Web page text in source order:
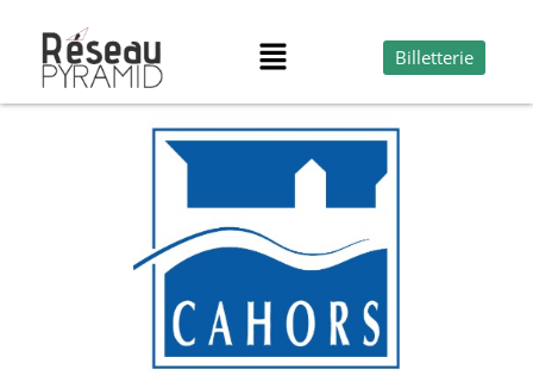
Billetterie